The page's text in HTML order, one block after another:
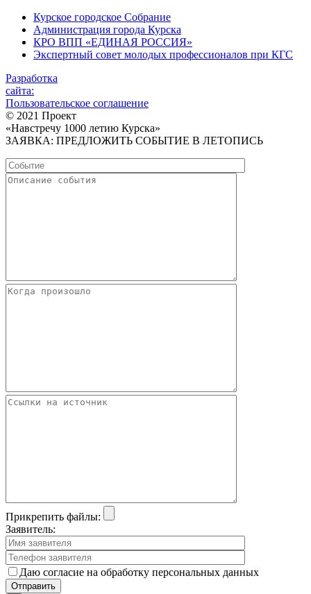
Курское городское Собрание
Администрация города Курска
КРО ВПП «ЕДИНАЯ РОССИЯ»
Экспертный совет молодых профессионалов при КГС
Разработка
сайта:
Пользовательское соглашение
© 2021 Проект
«Навстречу 1000 летию Курска»
ЗАЯВКА: ПРЕДЛОЖИТЬ СОБЫТИЕ В ЛЕТОПИСЬ
Прикрепить файлы:
Заявитель:
Даю согласие на обработку персональных данных